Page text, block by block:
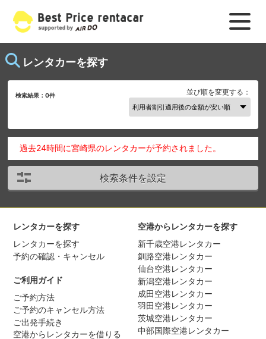
レンタカーを探す
検索結果：0件 並び順を変更する：
過去24時間に宮崎県のレンタカーが予約されました。
検索条件を設定
レンタカーを探す
レンタカーを探す
予約の確認・キャンセル
ご利用ガイド
ご予約方法
ご予約のキャンセル方法
ご出発手続き
空港からレンタカーを借りる
空港からレンタカーを探す
新千歳空港レンタカー
釧路空港レンタカー
仙台空港レンタカー
新潟空港レンタカー
成田空港レンタカー
羽田空港レンタカー
茨城空港レンタカー
中部国際空港レンタカー